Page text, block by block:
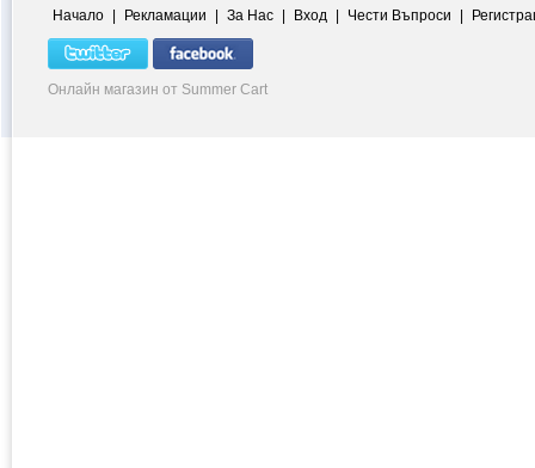
Начало | Рекламации | За Нас | Вход | Чести Въпроси |
Онлайн магазин от Summer Cart